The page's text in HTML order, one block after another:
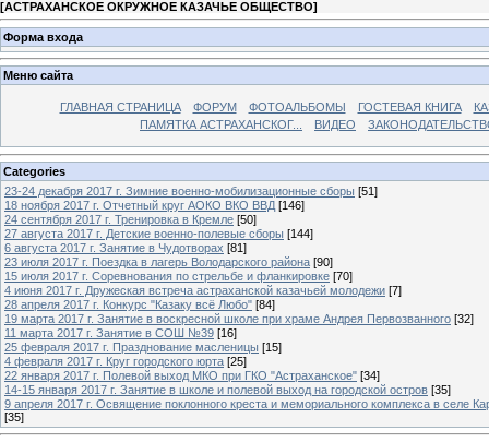
[АСТРАХАНСКОЕ ОКРУЖНОЕ КАЗАЧЬЕ ОБЩЕСТВО]
Форма входа
Меню сайта
ГЛАВНАЯ СТРАНИЦА ФОРУМ ФОТОАЛЬБОМЫ ГОСТЕВАЯ КНИГА
ПАМЯТКА АСТРАХАНСКОГ...
ВИДЕО
Categories
23-24 декабря 2017 г. Зимние военно-мобилизационные сборы [51]
18 ноября 2017 г. Отчетный круг АОКО ВКО ВВД [146]
24 сентября 2017 г. Тренировка в Кремле [50]
27 августа 2017 г. Детские военно-полевые сборы [144]
6 августа 2017 г. Занятие в Чудотворах [81]
23 июля 2017 г. Поездка в лагерь Володарского района [90]
15 июля 2017 г. Соревнования по стрельбе и фланкировке [70]
4 июня 2017 г. Дружеская встреча астраханской казачьей молодежи [7]
28 апреля 2017 г. Конкурс "Казаку всё Любо" [84]
19 марта 2017 г. Занятие в воскресной школе при храме Андрея Первозванного [32]
11 марта 2017 г. Занятие в СОШ №39 [16]
25 февраля 2017 г. Празднование масленицы [15]
4 февраля 2017 г. Круг городского юрта [25]
22 января 2017 г. Полевой выход МКО при ГКО "Астраханское" [34]
14-15 января 2017 г. Занятие в школе и полевой выход на городской остров [35]
9 апреля 2017 г. Освящение поклонного креста и мемориального комплекса в селе
[35]